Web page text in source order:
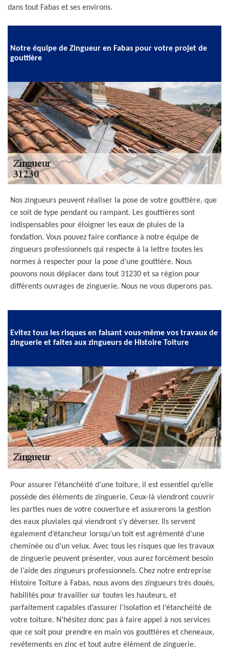
dans tout Fabas et ses environs.
Notre équipe de Zingueur en Fabas pour votre projet de
gouttière
Nos zingueurs peuvent réaliser la pose de votre gouttière, que
ce soit de type pendant ou rampant. Les gouttières sont
indispensables pour éloigner les eaux de pluies de la
fondation. Vous pouvez faire confiance à notre équipe de
zingueurs professionnels qui respecte à la lettre toutes les
normes à respecter pour la pose d’une gouttière. Nous
pouvons nous déplacer dans tout 31230 et sa région pour
différents ouvrages de zinguerie. Nous ne vous duperons pas.
Evitez tous les risques en faisant vous-même vos travaux de
zinguerie et faites aux zingueurs de Histoire Toiture
Pour assurer l’étanchéité d’une toiture, il est essentiel qu’elle
possède des éléments de zinguerie. Ceux-là viendront couvrir
les parties nues de votre couverture et assurerons la gestion
des eaux pluviales qui viendront s’y déverser. Ils servent
également d’étancheur lorsqu’un toit est agrémenté d’une
cheminée ou d’un velux. Avec tous les risques que les travaux
de zinguerie peuvent présenter, vous aurez forcément besoin
de l’aide des zingueurs professionnels. Chez notre entreprise
Histoire Toiture à Fabas, nous avons des zingueurs très doués,
habilités pour travailler sur toutes les hauteurs, et
parfaitement capables d’assurer l’isolation et l’étanchéité de
votre toiture. N’hésitez donc pas à faire appel à nos services
que ce soit pour prendre en main vos gouttières et cheneaux,
revêtements en zinc et tout autre élément de zinguerie.